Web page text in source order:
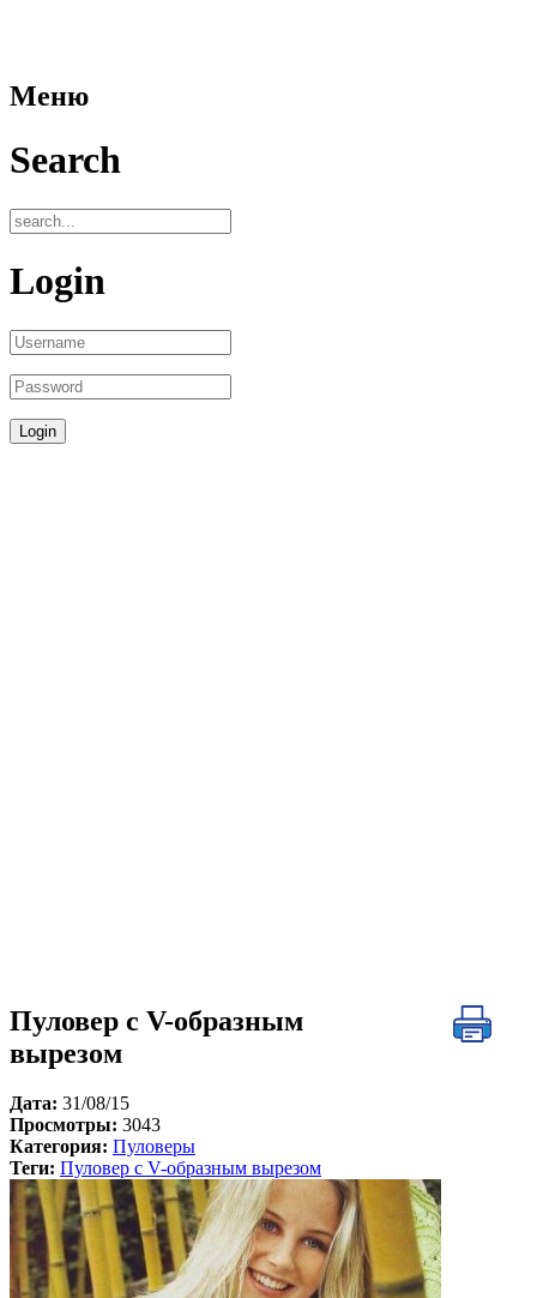
Меню
Search
Login
Пуловер с V-образным
вырезом
Дата: 31/08/15
Просмотры: 3043
Категория: Пуловеры
Теги: Пуловер с V-образным вырезом